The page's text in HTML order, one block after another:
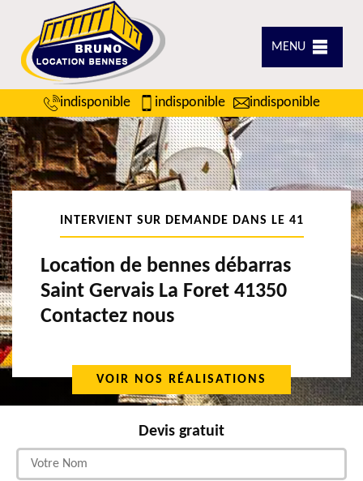
MENU
indisponible indisponible indisponible
INTERVIENT SUR DEMANDE DANS LE 41
Location de bennes débarras
Saint Gervais La Foret 41350
Contactez nous
VOIR NOS RÉALISATIONS
Devis gratuit